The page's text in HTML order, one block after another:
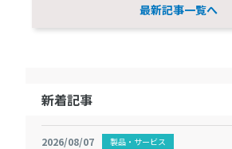
最新記事一覧へ
新着記事
2026/08/07 製品・サービス